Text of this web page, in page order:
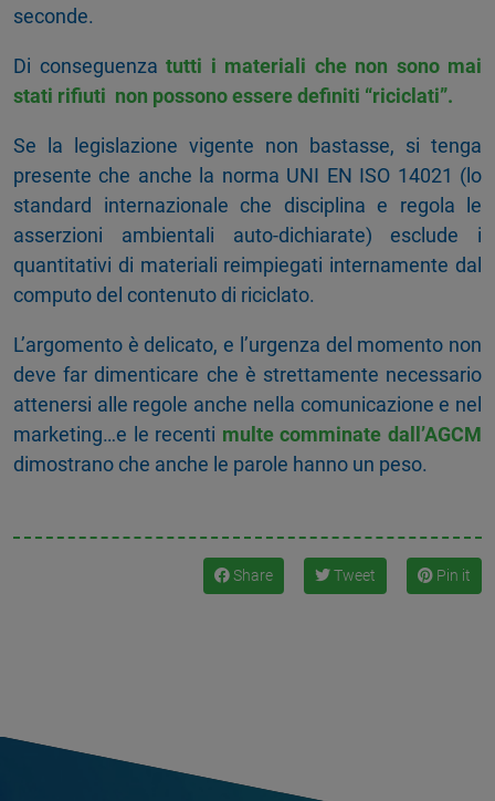
seconde.
Di conseguenza tutti i materiali che non sono mai
stati rifiuti non possono essere definiti “riciclati”.
Se la legislazione vigente non bastasse, si tenga
presente che anche la norma UNI EN ISO 14021 (lo
standard internazionale che disciplina e regola le
asserzioni ambientali auto-dichiarate) esclude i
quantitativi di materiali reimpiegati internamente dal
computo del contenuto di riciclato.
L’argomento è delicato, e l’urgenza del momento non
deve far dimenticare che è strettamente necessario
attenersi alle regole anche nella comunicazione e nel
marketing…e le recenti multe comminate dall’AGCM
dimostrano che anche le parole hanno un peso.
Share Tweet Pin it